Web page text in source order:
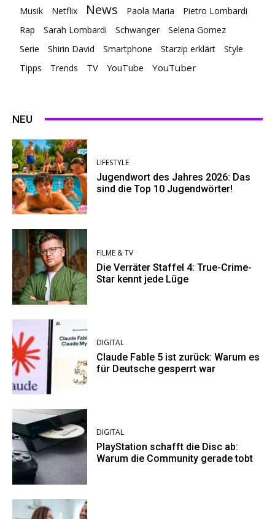
Musik
Netflix News Paola Maria
Pietro Lombardi
Rap
Sarah Lombardi Schwanger
Selena Gomez
Serie
Shirin David Smartphone Starzip erklärt
Style
Tipps
Trends TV YouTube YouTuber
NEU
LIFESTYLE
Jugendwort des Jahres 2026: Das
sind die Top 10 Jugendwörter!
FILME & TV
Die Verräter Staffel 4: True-Crime-
Star kennt jede Lüge
DIGITAL
Claude Fable 5 ist zurück: Warum es
für Deutsche gesperrt war
DIGITAL
PlayStation schafft die Disc ab:
Warum die Community gerade tobt